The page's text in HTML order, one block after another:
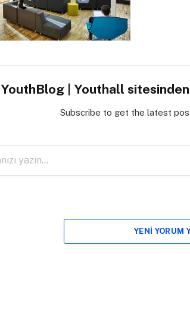
YouthBlog | Youthall
Subscribe to get the latest
YENI YORUM